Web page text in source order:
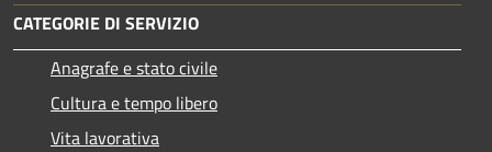
CATEGORIE DI SERVIZIO
Anagrafe e stato civile
Cultura e tempo libero
Vita lavorativa